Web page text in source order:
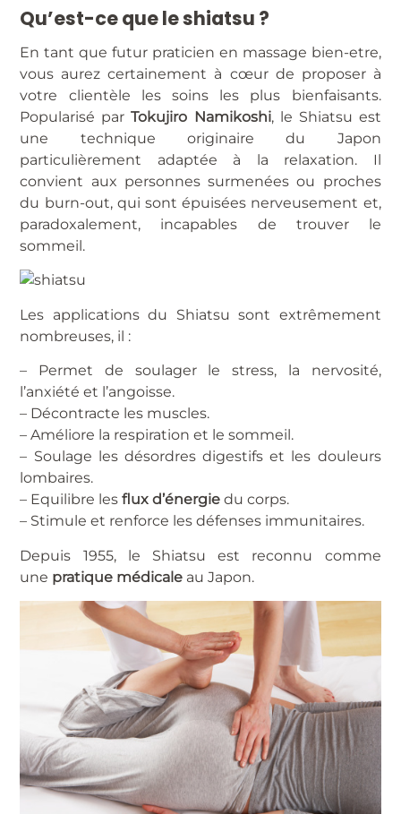
Qu’est-ce que le shiatsu ?
En tant que futur praticien en massage bien-etre,
vous aurez certainement à cœur de proposer à
votre clientèle les soins les plus bienfaisants.
Popularisé parTokujiro Namikoshi, le Shiatsu est
une technique originaire du Japon
particulièrement adaptée à la relaxation. Il
convient aux personnes surmenées ou proches
du burn-out, qui sont épuisées nerveusement et,
paradoxalement, incapables de trouver le
sommeil.
Les applications du Shiatsu sont extrêmement
nombreuses, il :
– Permet de soulager le stress, la nervosité,
l’anxiété et l’angoisse.
– Décontracte les muscles.
– Améliore la respiration et le sommeil.
– Soulage les désordres digestifs et les douleurs
lombaires.
– Equilibre lesflux d’énergie du corps.
– Stimule et renforce les défenses immunitaires.
Depuis 1955, le Shiatsu est reconnu comme
une pratique médicale au Japon.